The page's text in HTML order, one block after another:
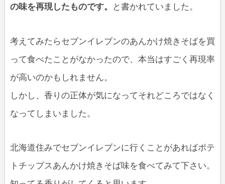
の味を再現したものです。
と書かれていました。
考えてみたらセブンイレブンのあんかけ焼きそばを買
って食べたことがなかったので、本当はすごく再現率
が高いのかもしれません。
しかし、香りの正体が気になってそれどころではなく
なってしまいました。
北海道住みでセブンイレブンに行くことがあればポテ
トチップスあんかけ焼きそば味を食べてみて下さい。